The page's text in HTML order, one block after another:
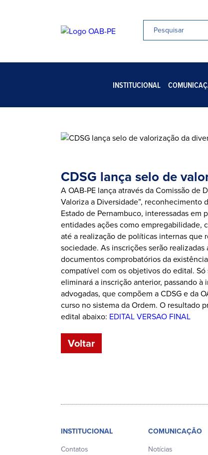
INSTITUCIONAL
CDSG lança selo de
A OAB-PE lança através da Comissão de
Valoriza a Diversidade”, reconhecimento
Estado de Pernambuco, interessadas em
entidades ações como empregabilidade,
até a realização de políticas internas que
sociedade. As inscrições serão
documentos comprobatórios da
compatível com os objetivos do edital.
eliminará a inscrição anterior, passando
advogadas, que compõem a CDSG e da
curso no sistema da Ordem. O resultado
edital abaixo: EDITAL VERSAO FINAL
Voltar
INSTITUCIONAL
Contatos
COMUNICAÇÃO
Notícias